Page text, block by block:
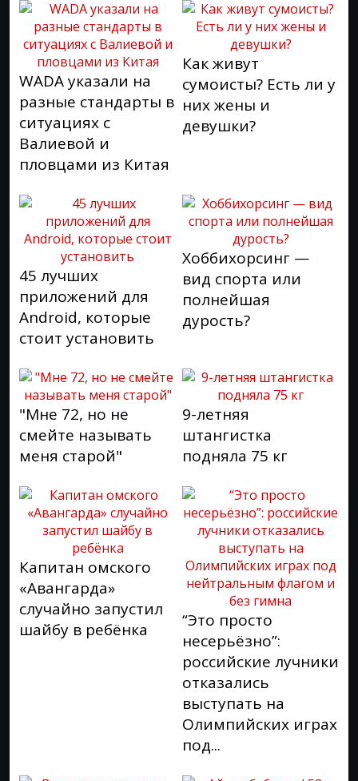
WADA указали на
разные стандарты в
ситуациях с
Валиевой и
пловцами из Китая
Как живут
сумоисты? Есть ли у
них жены и
девушки?
45 лучших
приложений для
Android, которые
стоит установить
Хоббихорсинг —
вид спорта или
полнейшая
дурость?
"Мне 72, но не
смейте называть
меня старой"
9-летняя
штангистка
подняла 75 кг
Капитан омского
«Авангарда»
случайно запустил
шайбу в ребёнка
“Это просто
несерьёзно”:
российские лучники
отказались
выступать на
Олимпийских играх
под...